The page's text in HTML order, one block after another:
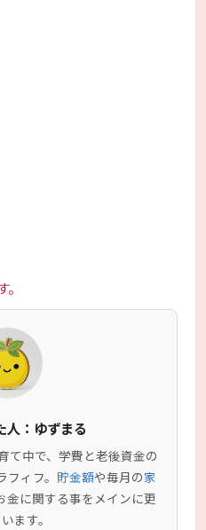
人：ゆずまる
て中で、学費と老後資金の
ィフ。 貯金額や毎月の家
金に関する事をメインに更
ます。